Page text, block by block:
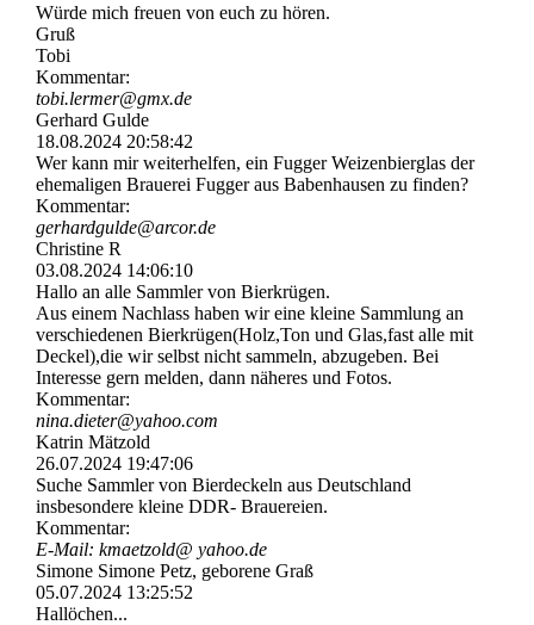
Würde mich freuen von euch zu hören.
Gruß
Tobi
Kommentar:
tobi.lermer@gmx.de
Gerhard Gulde
18.08.2024 20:58:42
Wer kann mir weiterhelfen, ein Fugger Weizenbierglas der
ehemaligen Brauerei Fugger aus Babenhausen zu finden?
Kommentar:
gerhardgulde@arcor.de
Christine R
03.08.2024 14:06:10
Hallo an alle Sammler von Bierkrügen.
Aus einem Nachlass haben wir eine kleine Sammlung an
verschiedenen Bierkrügen(Holz,Ton und Glas,fast alle mit
Deckel),die wir selbst nicht sammeln, abzugeben. Bei
Interesse gern melden, dann näheres und Fotos.
Kommentar:
nina.dieter@yahoo.com
Katrin Mätzold
26.07.2024 19:47:06
Suche Sammler von Bierdeckeln aus Deutschland
insbesondere kleine DDR- Brauereien.
Kommentar:
E-Mail: kmaetzold@ yahoo.de
Simone Simone Petz, geborene Graß
05.07.2024 13:25:52
Hallöchen...